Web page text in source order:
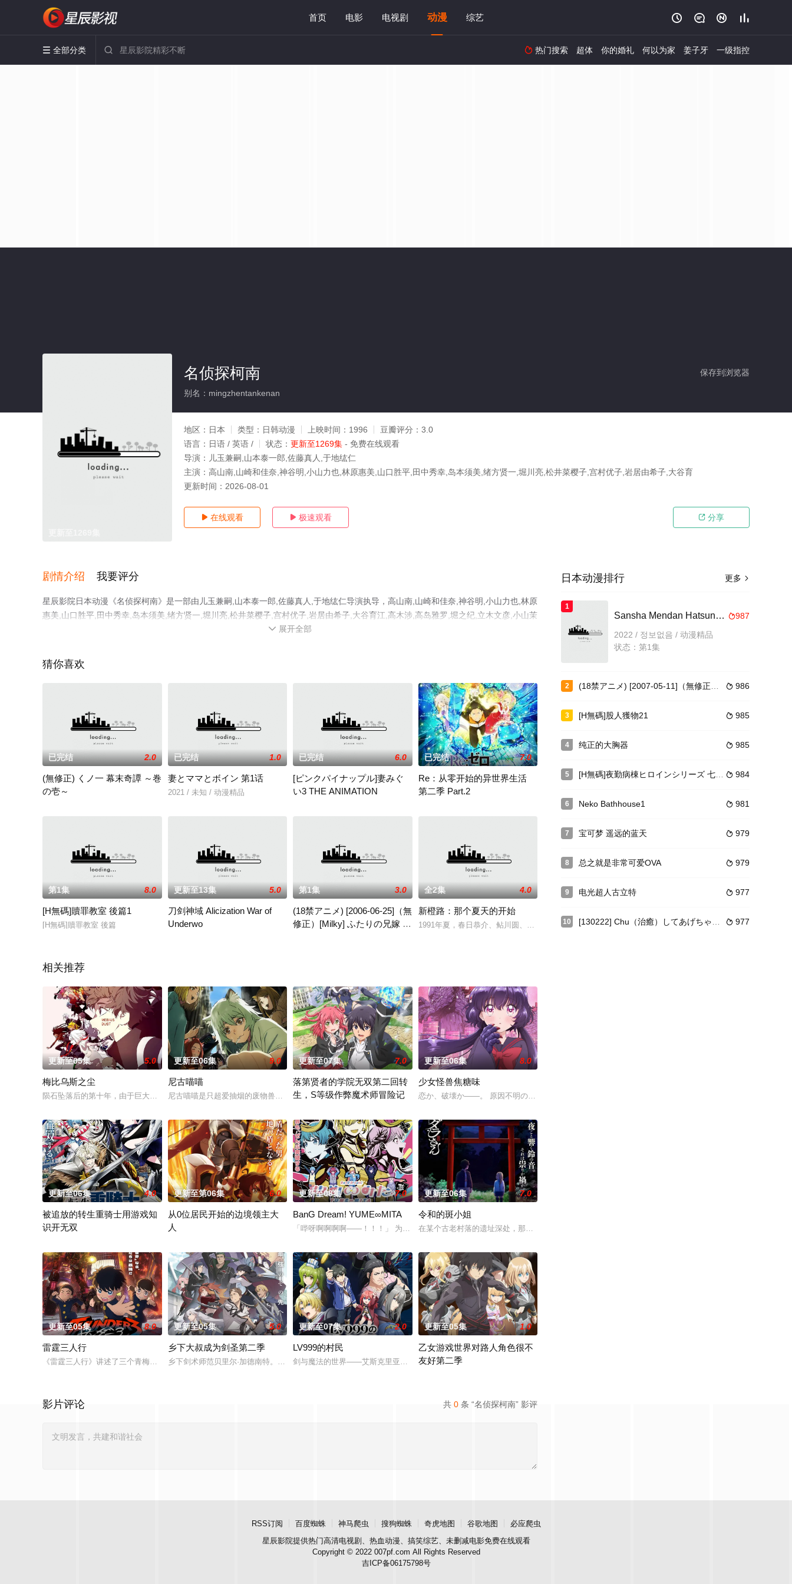
首页 电影 电视剧 动漫 综艺    
 全部分类   热门搜索 超体 你的婚礼 何以为家 姜子牙 一级指控
保存到浏览器
名侦探柯南
别名：mingzhentankenan
地区： 日本 类型： 日韩动漫 上映时间： 1996 豆瓣评分： 3.0
语言： 日语 / 英语 / 状态： 更新至1269集 - 免费在线观看
导演： 儿玉兼嗣,山本泰一郎,佐藤真人,于地纮仁
主演： 高山南,山崎和佳奈,神谷明,小山力也,林原惠美,山口胜平,田中秀幸,岛本须美,绪方贤一,堀川亮,松井菜樱子,宫村优子,岩居由希子,大谷育
更新时间： 2026-08-01
 在线观看  极速观看  分享
剧情介绍 我要评分
星辰影院日本动漫《名侦探柯南》是一部由儿玉兼嗣,山本泰一郎,佐藤真人,于地纮仁导演执导，高山南,山崎和佳奈,神谷明,小山力也,林原
惠美,山口胜平,田中秀幸,岛本须美,绪方贤一,堀川亮,松井菜樱子,宫村优子,岩居由希子,大谷育江,高木涉,高岛雅罗,堀之纪,立木文彦,小山茉
美,三石琴乃,置鲇龙太郎,日高法子,池田秀一,古谷彻等明星精彩演绎的日本动漫，手机免费观看高清无删减完整版动漫全集就来星辰影
 展开全部
猜你喜欢
已完结 2.0
(無修正) くノ一 幕末奇譚 ～巻
の壱～
已完结 1.0
妻とママとボイン 第1话
2021 / 未知 / 动漫精品
已完结 6.0
[ピンクパイナップル]妻みぐ
い3 THE ANIMATION
已完结 7.0
Re：从零开始的异世界生活
第二季 Part.2
我一定会拯救你。在打倒了魔女教大罪司教「怠惰」担当——培提其乌斯·罗曼尼康帝之后，菜月昴和爱蜜莉雅
第1集 8.0
[H無碼]贖罪教室 後篇1
[H無碼]贖罪教室 後篇
更新至13集 5.0
刀剑神域 Alicization War of
Underwo
第1集 3.0
(18禁アニメ) [2006-06-25]（無
修正）[Milky] ふたりの兄嫁 第
全2集 4.0
新橙路：那个夏天的开始
1991年夏，春日恭介、鲇川圆、桧山光这个关系微妙的三人组终于尘埃落定，阿光远赴美国求学，恭介和阿圆
相关推荐
更新至05集 5.0
梅比乌斯之尘
陨石坠落后的第十年，由于巨大结晶释放出的神秘粒子“梅比乌斯之尘”的影响，一部分孩子获得了名为“拉姆斯”的特
更新至06集 9.0
尼古喵喵
尼古喵喵是只超爱抽烟的废物兽人！ 因为缺乏伦理与卫生观念，不是把烟头往窗外乱丢，就是对人乱吐口水，偶尔还会
更新至07集 7.0
落第贤者的学院无双第二回转
生，S等级作弊魔术师冒险记
更新至06集 8.0
少女怪兽焦糖味
恋か、破壊か――。 原因不明の病に悩まされている女子高生・赤石黒絵（クロエ）。 不器用で人との交流を
更新至06集 4.0
被追放的转生重骑士用游戏知
识开无双
更新至第06集 6.0
从0位居民开始的边境领主大
人
更新至08集 7.0
BanG Dream! YUME∞MITA
「哔呀啊啊啊啊——！！！」 为了乐团出道而突然集结的团员们！ 虽然每个人都拥有耀眼夺目的个性与实力，但现在
更新至06集 7.0
令和的斑小姐
在某个古老村落的遗址深处，那一片禁止入内的区域里，存在着被口口相传为“窥之生厄、亵之招祟”的“不可触
更新至05集 8.0
雷霆三人行
《雷霆三人行》讲述了三个青梅竹马的挚友拼命寻找失踪少女的故事。本剧集围绕着平凡的中学生平太郎和两个好友燕和
更新至05集 5.0
乡下大叔成为剑圣第二季
乡下剑术师范贝里尔·加德南特。 如今，他作为骑士团的特别指导官，同时担任孤儿的监护人，渐渐习惯了在首都的生
更新至07集 2.0
LV999的村民
剑与魔法的世界——艾斯克里亚。在这个世界里，人们生来就背负着等级与既定使命。战士、格斗家、僧侣、魔法师、盗
更新至05集 1.0
乙女游戏世界对路人角色很不
友好第二季
共 0 条 “名侦探柯南” 影评
影片评论
更多 
日本动漫排行
1
987
Sansha Mendan Hatsune 11
2022 / 정보없음 / 动漫精品
状态：第1集
2  986
(18禁アニメ) [2007-05-11]（無修正）[バニラ。。。
3  985
[H無碼]股人獲物21
4  985
纯正的大胸器
5  984
[H無碼]夜勤病棟ヒロインシリーズ 七瀬戀 風間愛 八神優 天使陵辱コンプリート1
6  981
Neko Bathhouse1
7  979
宝可梦 遥远的蓝天
8  979
总之就是非常可爱OVA
9  977
电光超人古立特
10  977
[130222] Chu（治癒）してあげちゃう ～押しかけお
RSS订阅 百度蜘蛛 神马爬虫 搜狗蜘蛛 奇虎地图 谷歌地图
必应爬虫
星辰影院提供热门高清电视剧、热血动漫、搞笑综艺、未删减电影免费在线观看
Copyright © 2022 007pf.com All Rights Reserved
吉ICP备06175798号